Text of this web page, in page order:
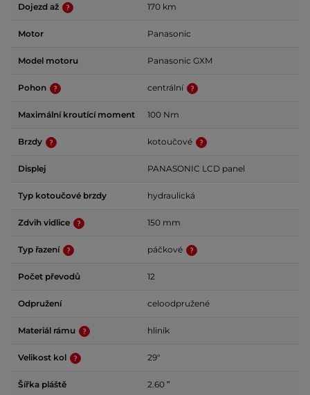
Dojezd až 170 km
Motor Panasonic
Model motoru Panasonic GXM
Pohon centrální
Maximální kroutící moment 100 Nm
Brzdy kotoučové
Displej PANASONIC LCD panel
Typ kotoučové brzdy hydraulická
Zdvih vidlice 150 mm
Typ řazení páčkové
Počet převodů 12
Odpružení celoodpružené
Materiál rámu hliník
Velikost kol 29"
Šířka pláště 2.60 ʺ